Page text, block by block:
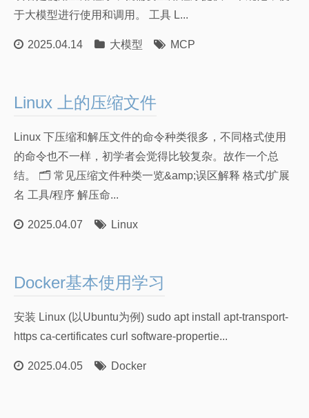
于大模型进行使用和调用。 工具 L...
2025.04.14 大模型 MCP
Linux 上的压缩文件
Linux 下压缩和解压文件的命令种类很多，不同格式使用
的命令也不一样，初学者会觉得比较复杂。故作一个总
结。 🗂 常见压缩文件种类一览&amp;误区解释 格式/扩展
名 工具/程序 解压命...
2025.04.07 Linux
Docker基本使用学习
安装 Linux (以Ubuntu为例) sudo apt install apt-transport-
https ca-certificates curl software-propertie...
2025.04.05 Docker